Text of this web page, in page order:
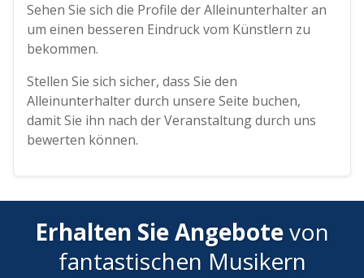
Sehen Sie sich die Profile der Alleinunterhalter an
um einen besseren Eindruck vom Künstlern zu
bekommen.
Stellen Sie sich sicher, dass Sie den
Alleinunterhalter durch unsere Seite buchen,
damit Sie ihn nach der Veranstaltung durch uns
bewerten können.
Erhalten Sie Angebotevon
fantastischen Musikern